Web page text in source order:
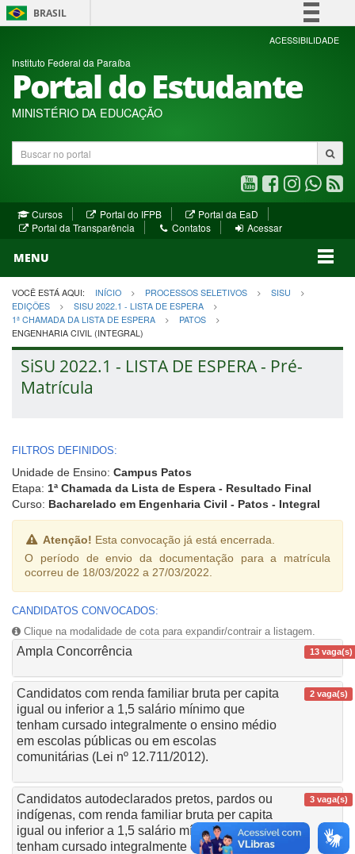
BRASIL
Simplifique!
Participe
ACESSIBILIDADE
Instituto Federal da Paraíba
Portal do Estudante
MINISTÉRIO DA EDUCAÇÃO
Buscar
no
Youtube
(abre
em
Facebook
(abre
Instagram
(abre
janela)
(abre
janela)
Cursos Portal do IFPB(abre
em
Portal da EaD
em
Portal da Transparência Contatos Acessar
MENU
VOCÊ ESTÁ AQUI: INÍCIO PROCESSOS SELETIVOS
SISU
EDIÇÕES
SISU 2022.1 - LISTA DE ESPERA
1ª CHAMADA DA LISTA DE ESPERA
PATOS
ENGENHARIA CIVIL (INTEGRAL)
SiSU 2022.1 - LISTA DE ESPERA - Pré-
Matrícula
FILTROS DEFINIDOS:
Unidade de Ensino: Campus Patos
Etapa: 1ª Chamada da Lista de Espera - Resultado Final
Curso: Bacharelado em Engenharia Civil - Patos - Integral
Atenção! Esta convocação já está encerrada.
O período de envio da documentação para a matrícula
ocorreu de 18/03/2022 a 27/03/2022.
CANDIDATOS CONVOCADOS:
Clique na modalidade de cota para expandir/contrair a listagem.
Ampla Concorrência 13 vaga(s)
Candidatos com renda familiar bruta per capita
igual ou inferior a 1,5 salário mínimo que
tenham cursado integralmente o ensino médio
em escolas públicas ou em escolas
comunitárias (Lei nº 12.711/2012).
2 vaga(s)
Candidatos autodeclarados pretos, pardos ou
indígenas, com renda familiar bruta per capita
igual ou inferior a 1,5 salário mínimo e que
tenham cursado integralmente o ensino médio
3 vaga(s)